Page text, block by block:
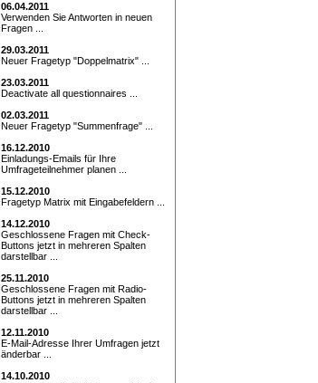
06.04.2011
Verwenden Sie Antworten in neuen
Fragen ...
29.03.2011
Neuer Fragetyp "Doppelmatrix" ...
23.03.2011
Deactivate all questionnaires ...
02.03.2011
Neuer Fragetyp "Summenfrage" ...
16.12.2010
Einladungs-Emails für Ihre
Umfrageteilnehmer planen ...
15.12.2010
Fragetyp Matrix mit Eingabefeldern ...
14.12.2010
Geschlossene Fragen mit Check-
Buttons jetzt in mehreren Spalten
darstellbar ...
25.11.2010
Geschlossene Fragen mit Radio-
Buttons jetzt in mehreren Spalten
darstellbar ...
12.11.2010
E-Mail-Adresse Ihrer Umfragen jetzt
änderbar ...
14.10.2010